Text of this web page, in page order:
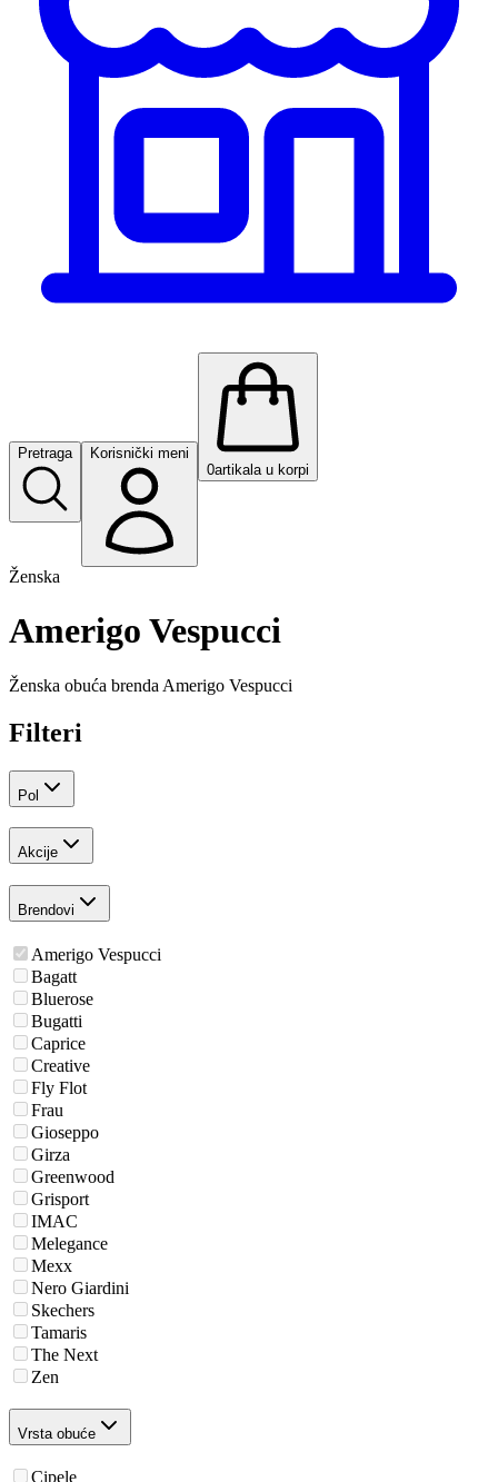
Pretraga
Korisnički meni
0artikala u korpi
Ženska
Amerigo Vespucci
Ženska obuća brenda Amerigo Vespucci
Filteri
Pol
Akcije
Brendovi
Amerigo Vespucci
Bagatt
Bluerose
Bugatti
Caprice
Creative
Fly Flot
Frau
Gioseppo
Girza
Greenwood
Grisport
IMAC
Melegance
Mexx
Nero Giardini
Skechers
Tamaris
The Next
Zen
Vrsta obuće
Cipele